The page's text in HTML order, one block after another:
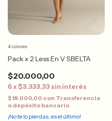
Pack x 2 Less En V SBELTA
$20.000,00
6 x$3.333,33 sin interés
$18.000,00 con Transferencia
o depósito bancario
¡No te lo pierdas, es el último!
4 colores